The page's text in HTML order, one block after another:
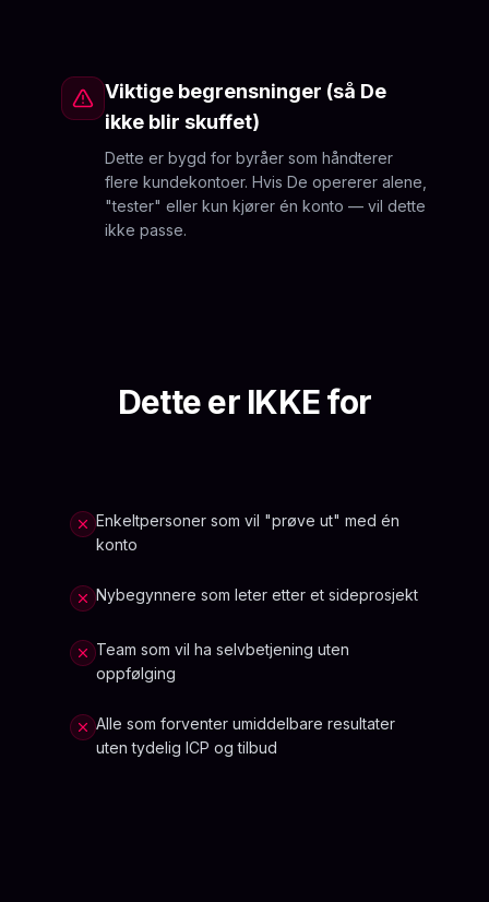
Viktige begrensninger (så De
ikke blir skuffet)
Dette er bygd for byråer som håndterer
flere kundekontoer. Hvis De opererer alene,
"tester" eller kun kjører én konto — vil dette
ikke passe.
Dette er IKKE for
Enkeltpersoner som vil "prøve ut" med én
konto
Nybegynnere som leter etter et sideprosjekt
Team som vil ha selvbetjening uten
oppfølging
Alle som forventer umiddelbare resultater
uten tydelig ICP og tilbud